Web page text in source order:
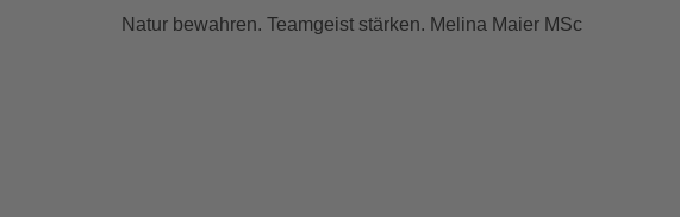
Natur bewahren. Teamgeist stärken. Melina Maier MSc